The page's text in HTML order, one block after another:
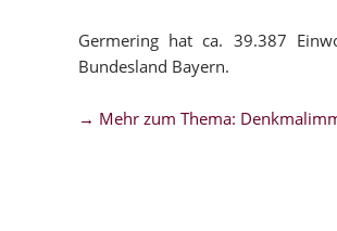
Germering hat ca. 39.387
Bundesland Bayern.
→ Mehr zum Thema: